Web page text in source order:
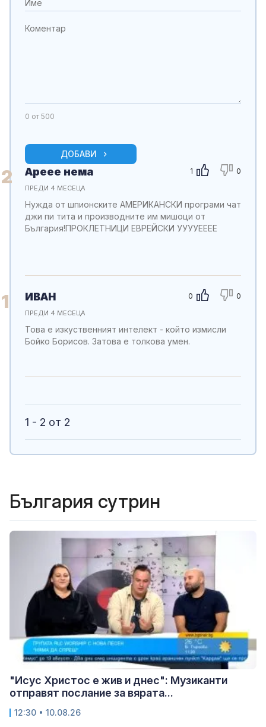
0 от 500
ДОБАВИ
2 1 0
Ареее нема
ПРЕДИ 4 МЕСЕЦА
Нужда от шпионските АМЕРИКАНСКИ програми чат
джи пи тита и производните им мишоци от
България!ПРОКЛЕТНИЦИ ЕВРЕЙСКИ УУУУЕЕЕЕ
1 0 0
ИВАН
ПРЕДИ 4 МЕСЕЦА
Това е изкуственният интелект - който измисли
Бойко Борисов. Затова е толкова умен.
1 - 2 от 2
България сутрин
"Исус Христос е жив и днес": Музиканти
отправят послание за вярата...
12:30 • 10.08.26